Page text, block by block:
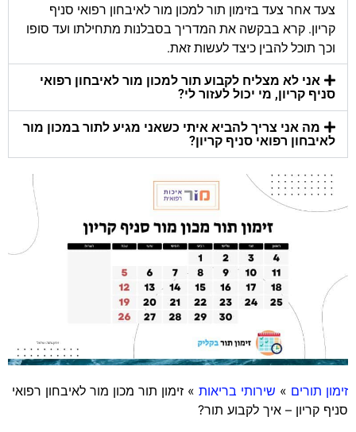
צעד אחר צעד בזימון תור למכון מור לאיבחון רפואי סניף
קריון. קרא בבקשה את המדריך בסבלנות מתחילתו ועד סופו
וכך תוכל להבין כיצד לעשות זאת.
אני לא מצליח לקבוע תור למכון מור לאיבחון רפואי
סניף קריון, מי יכול לעזור לי?
מה אני צריך להביא איתי כשאני מגיע לתור במכון מור
לאיבחון רפואי סניף קריון?
זימון תורים » שירותי בריאות » זימון תור מכון מור לאיבחון רפואי
סניף קריון – איך לקבוע תור?